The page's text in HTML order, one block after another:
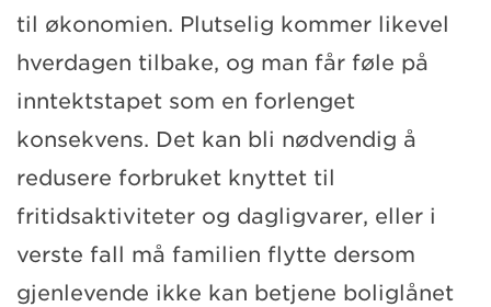
til økonomien. Plutselig kommer likevel
hverdagen tilbake, og man får føle på
inntektstapet som en forlenget
konsekvens. Det kan bli nødvendig å
redusere forbruket knyttet til
fritidsaktiviteter og dagligvarer, eller i
verste fall må familien flytte dersom
gjenlevende ikke kan betjene boliglånet